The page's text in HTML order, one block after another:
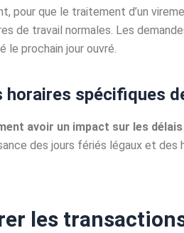
pour que le traitement d’un
de travail normales. Les
le prochain jour ouvré.
horaires spécifiques
avoir un impact sur les
des jours fériés légaux et
les